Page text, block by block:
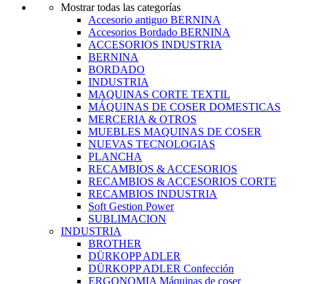
Mostrar todas las categorías
Accesorio antiguo BERNINA
Accesorios Bordado BERNINA
ACCESORIOS INDUSTRIA
BERNINA
BORDADO
INDUSTRIA
MAQUINAS CORTE TEXTIL
MÁQUINAS DE COSER DOMESTICAS
MERCERIA & OTROS
MUEBLES MAQUINAS DE COSER
NUEVAS TECNOLOGIAS
PLANCHA
RECAMBIOS & ACCESORIOS
RECAMBIOS & ACCESORIOS CORTE
RECAMBIOS INDUSTRIA
Soft Gestion Power
SUBLIMACION
INDUSTRIA
BROTHER
DÜRKOPP ADLER
DÜRKOPP ADLER Confección
ERGONOMIA Máquinas de coser